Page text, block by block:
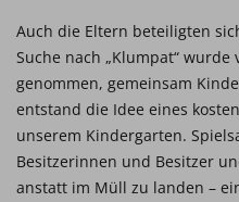
Auch die Eltern beteiligten
Suche nach „Klumpat“ wurde
genommen, gemeinsam
entstand die Idee eines
unserem Kindergarten.
Besitzerinnen und Besitzer
anstatt im Müll zu landen –